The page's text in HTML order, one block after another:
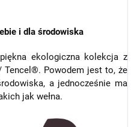
i dla środowiska
ekologiczna kolekcja z
Tencel®. Powodem jest to, że
a jednocześnie ma
jak wełna.